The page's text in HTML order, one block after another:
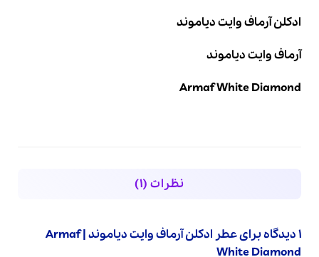
ادکلن آرماف وایت دیاموند
آرماف وایت دیاموند
Armaf White Diamond
نظرات (1)
1 دیدگاه برای
عطر ادکلن آرماف وایت دیاموند | Armaf
White Diamond